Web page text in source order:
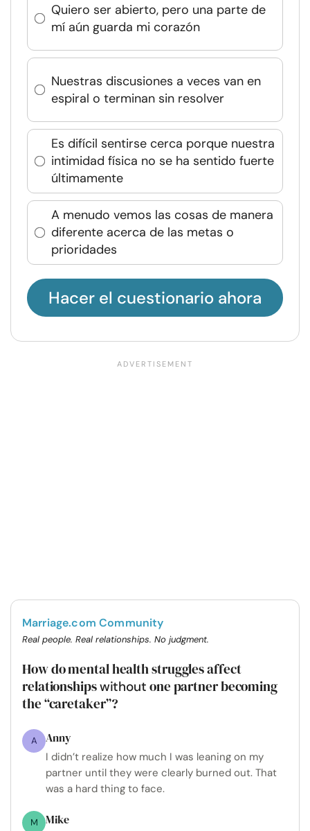
Quiero ser abierto, pero una parte de
mí aún guarda mi corazón
Nuestras discusiones a veces van en
espiral o terminan sin resolver
Es difícil sentirse cerca porque nuestra
intimidad física no se ha sentido fuerte
últimamente
A menudo vemos las cosas de manera
diferente acerca de las metas o
prioridades
Hacer el cuestionario ahora
Marriage.com Community
Real people. Real relationships. No judgment.
How do mental health struggles affect
relationshipswithout one partner becoming
the “caretaker”?
A Anny
I didn’t realize how much I was leaning on my
partner until they were clearly burned out. That
was a hard thing to face.
M Mike